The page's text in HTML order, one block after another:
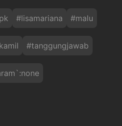
#lisamariana #malu
#tanggungjawab